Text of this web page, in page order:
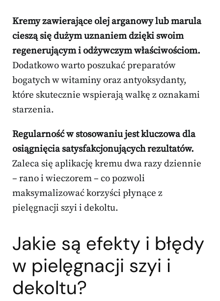
Kremy zawierające olej arganowy lub marula
cieszą się dużym uznaniem dzięki swoim
regenerującym i odżywczym właściwościom.
Dodatkowo warto poszukać preparatów
bogatych w witaminy oraz antyoksydanty,
które skutecznie wspierają walkę z oznakami
starzenia.
Regularność w stosowaniu jest kluczowa dla
osiągnięcia satysfakcjonujących rezultatów.
Zaleca się aplikację kremu dwa razy dziennie
– rano i wieczorem – co pozwoli
maksymalizować korzyści płynące z
pielęgnacji szyi i dekoltu.
Jakie są efekty i błędy
w pielęgnacji szyi i
dekoltu?